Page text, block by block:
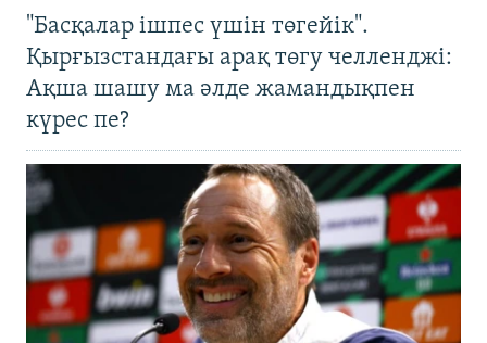
"Басқалар ішпес үшін төгейік".
Қырғызстандағы арақ төгу челленджі:
Ақша шашу ма әлде жамандықпен
күрес пе?